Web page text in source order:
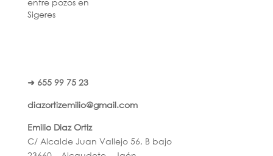
Sigeres
➜ 655 99 75 23
diazortizemilio@gmail.com
Emilio Diaz Ortiz
C/ Alcalde Juan Vallejo 56, B bajo